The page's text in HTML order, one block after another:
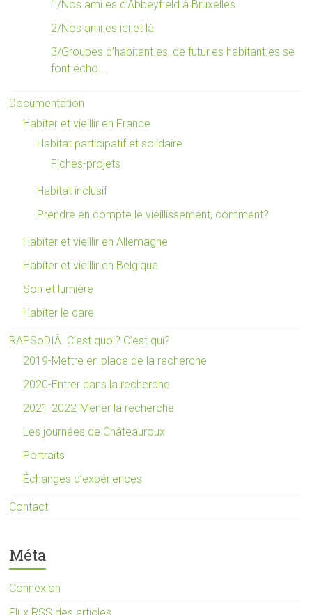
1/Nos ami.es d’Abbeyfield à Bruxelles
2/Nos ami.es ici et là
3/Groupes d’habitant.es, de futur.es habitant.es se
font écho….
Documentation
Habiter et vieillir en France
Habitat participatif et solidaire
Fiches-projets
Habitat inclusif
Prendre en compte le vieillissement, comment?
Habiter et vieillir en Allemagne
Habiter et vieillir en Belgique
Son et lumière
Habiter le care
RAPSoDIÂ. C’est quoi? C’est qui?
2019-Mettre en place de la recherche
2020-Entrer dans la recherche
2021-2022-Mener la recherche
Les journées de Châteauroux
Portraits
Échanges d’expériences
Contact
Méta
Connexion